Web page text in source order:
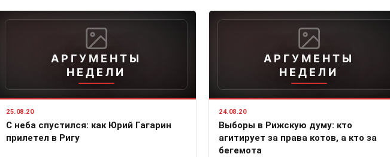
АРГУМЕНТЫ
НЕДЕЛИ
25.08.20
С неба спустился: как Юрий Гагарин
прилетел в Ригу
АРГУМЕНТЫ
НЕДЕЛИ
24.08.20
Выборы в Рижскую думу: кто
агитирует за права котов, а кто за
бегемота